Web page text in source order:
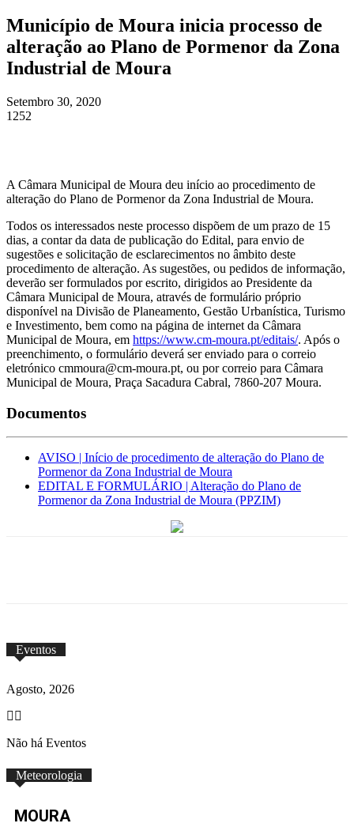
Município de Moura inicia processo de
alteração ao Plano de Pormenor da Zona
Industrial de Moura
Setembro 30, 2020
1252
A Câmara Municipal de Moura deu início ao procedimento de
alteração do Plano de Pormenor da Zona Industrial de Moura.
Todos os interessados neste processo dispõem de um prazo de 15
dias, a contar da data de publicação do Edital, para envio de
sugestões e solicitação de esclarecimentos no âmbito deste
procedimento de alteração. As sugestões, ou pedidos de informação,
deverão ser formulados por escrito, dirigidos ao Presidente da
Câmara Municipal de Moura, através de formulário próprio
disponível na Divisão de Planeamento, Gestão Urbanística, Turismo
e Investimento, bem como na página de internet da Câmara
Municipal de Moura, em https://www.cm-moura.pt/editais/. Após o
preenchimento, o formulário deverá ser enviado para o correio
eletrónico cmmoura@cm-moura.pt, ou por correio para Câmara
Municipal de Moura, Praça Sacadura Cabral, 7860-207 Moura.
Documentos
AVISO | Início de procedimento de alteração do Plano de
Pormenor da Zona Industrial de Moura
EDITAL E FORMULÁRIO | Alteração do Plano de
Pormenor da Zona Industrial de Moura (PPZIM)
Eventos
Agosto, 2026
Não há Eventos
Meteorologia
MOURA